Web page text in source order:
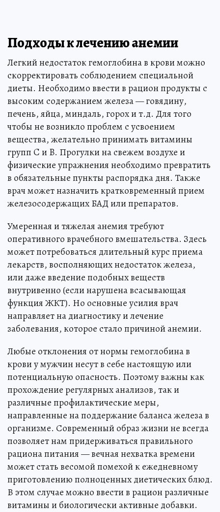
Подходы к лечению анемии
Легкий недостаток гемоглобина в крови можно
скорректировать соблюдением специальной
диеты. Необходимо ввести в рацион продукты с
высоким содержанием железа — говядину,
печень, яйца, миндаль, горох и т.д. Для того
чтобы не возникло проблем с усвоением
вещества, желательно принимать витамины
групп C и B. Прогулки на свежем воздухе и
физические упражнения необходимо превратить
в обязательные пункты распорядка дня. Также
врач может назначить кратковременный прием
железосодержащих БАД или препаратов.
Умеренная и тяжелая анемия требуют
оперативного врачебного вмешательства. Здесь
может потребоваться длительный курс приема
лекарств, восполняющих недостаток железа,
или даже введение подобных веществ
внутривенно (если нарушена всасывающая
функция ЖКТ). Но основные усилия врач
направляет на диагностику и лечение
заболевания, которое стало причиной анемии.
Любые отклонения от нормы гемоглобина в
крови у мужчин несут в себе настоящую или
потенциальную опасность. Поэтому важны как
прохождение регулярных анализов, так и
различные профилактические меры,
направленные на поддержание баланса железа в
организме. Современный образ жизни не всегда
позволяет нам придерживаться правильного
рациона питания — вечная нехватка времени
может стать весомой помехой к ежедневному
приготовлению полноценных диетических блюд.
В этом случае можно ввести в рацион различные
витамины и биологически активные добавки.